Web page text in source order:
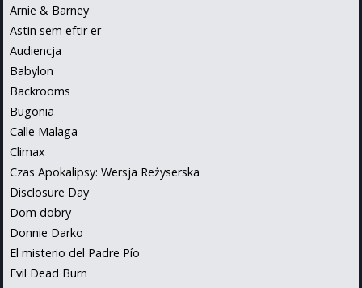
Arnie & Barney
Astin sem eftir er
Audiencja
Babylon
Backrooms
Bugonia
Calle Malaga
Climax
Czas Apokalipsy: Wersja Reżyserska
Disclosure Day
Dom dobry
Donnie Darko
El misterio del Padre Pío
Evil Dead Burn